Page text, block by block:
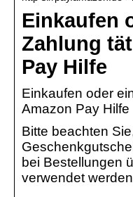
Einkaufen
Zahlung
Pay Hilfe
Einkaufen oder
Amazon Pay Hilfe
Bitte beachten
bei Bestellungen
verwendet